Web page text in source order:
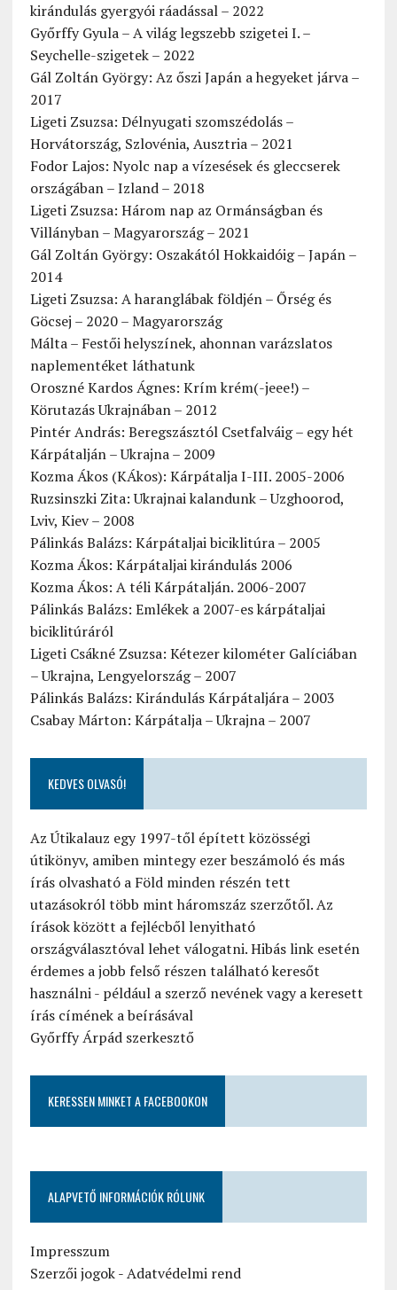
kirándulás gyergyói ráadással – 2022
Győrffy Gyula – A világ legszebb szigetei I. –
Seychelle-szigetek – 2022
Gál Zoltán György: Az őszi Japán a hegyeket járva –
2017
Ligeti Zsuzsa: Délnyugati szomszédolás –
Horvátország, Szlovénia, Ausztria – 2021
Fodor Lajos: Nyolc nap a vízesések és gleccserek
országában – Izland – 2018
Ligeti Zsuzsa: Három nap az Ormánságban és
Villányban – Magyarország – 2021
Gál Zoltán György: Oszakától Hokkaidóig – Japán –
2014
Ligeti Zsuzsa: A haranglábak földjén – Őrség és
Göcsej – 2020 – Magyarország
Málta – Festői helyszínek, ahonnan varázslatos
naplementéket láthatunk
Oroszné Kardos Ágnes: Krím krém(-jeee!) –
Körutazás Ukrajnában – 2012
Pintér András: Beregszásztól Csetfalváig – egy hét
Kárpátalján – Ukrajna – 2009
Kozma Ákos (KÁkos): Kárpátalja I-III. 2005-2006
Ruzsinszki Zita: Ukrajnai kalandunk – Uzghoorod,
Lviv, Kiev – 2008
Pálinkás Balázs: Kárpátaljai biciklitúra – 2005
Kozma Ákos: Kárpátaljai kirándulás 2006
Kozma Ákos: A téli Kárpátalján. 2006-2007
Pálinkás Balázs: Emlékek a 2007-es kárpátaljai
biciklitúráról
Ligeti Csákné Zsuzsa: Kétezer kilométer Galíciában
– Ukrajna, Lengyelország – 2007
Pálinkás Balázs: Kirándulás Kárpátaljára – 2003
Csabay Márton: Kárpátalja – Ukrajna – 2007
KEDVES OLVASÓ!
Az Útikalauz egy 1997-től épített közösségi
útikönyv, amiben mintegy ezer beszámoló és más
írás olvasható a Föld minden részén tett
utazásokról több mint háromszáz szerzőtől. Az
írások között a fejlécből lenyitható
országválasztóval lehet válogatni. Hibás link esetén
érdemes a jobb felső részen található keresőt
használni - például a szerző nevének vagy a keresett
írás címének a beírásával
Győrffy Árpád szerkesztő
KERESSEN MINKET A FACEBOOKON
ALAPVETŐ INFORMÁCIÓK RÓLUNK
Impresszum
Szerzői jogok-Adatvédelmi rend